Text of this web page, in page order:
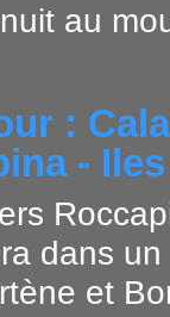
au
:
-
dans
et